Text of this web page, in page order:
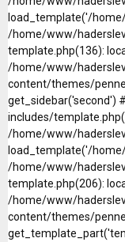
load_template('/
/home/www/
template.php(136):
/home/www/
content/themes/
get_sidebar('second')
includes/
/home/www/
load_template('/
/home/www/
template.php(206):
/home/www/
content/themes/